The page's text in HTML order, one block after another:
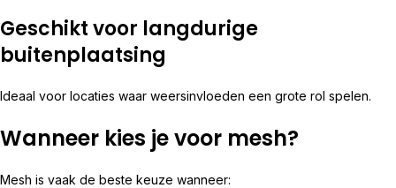
Geschikt voor langdurige
buitenplaatsing
Ideaal voor locaties waar weersinvloeden een grote rol spelen.
Wanneer kies je voor mesh?
Mesh is vaak de beste keuze wanneer: